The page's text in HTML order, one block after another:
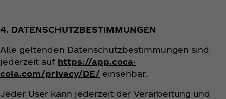
4. DATENSCHUTZBESTIMMUNGEN
Alle geltenden Datenschutzbestimmungen sind
jederzeit auf https://app.coca-
cola.com/privacy/DE/ einsehbar.
Jeder User kann jederzeit der Verarbeitung und